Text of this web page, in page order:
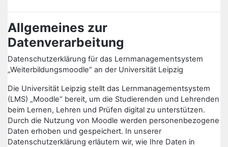
Allgemeines zur
Datenverarbeitung
Datenschutzerklärung für das Lernmanagementsystem
„Weiterbildungsmoodle“ an der Universität Leipzig
Die Universität Leipzig stellt das Lernmanagementsystem
(LMS) „Moodle“ bereit, um die Studierenden und Lehrenden
beim Lernen, Lehren und Prüfen digital zu unterstützen.
Durch die Nutzung von Moodle werden personenbezogene
Daten erhoben und gespeichert. In unserer
Datenschutzerklärung erläutern wir, wie Ihre Daten in